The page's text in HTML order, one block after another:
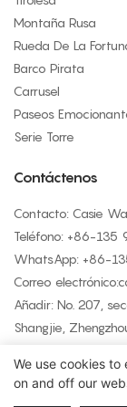
Montaña Rusa
Rueda De La
Barco Pirata
Carrusel
Paseos
Serie Torre
Contáctenos
Contacto: Casie
Teléfono: +86-135
WhatsApp: +86-
Correo electrónico:
Añadir: No. 207,
Shangjie,
Copyright © 2026
We use cookies
on and off our